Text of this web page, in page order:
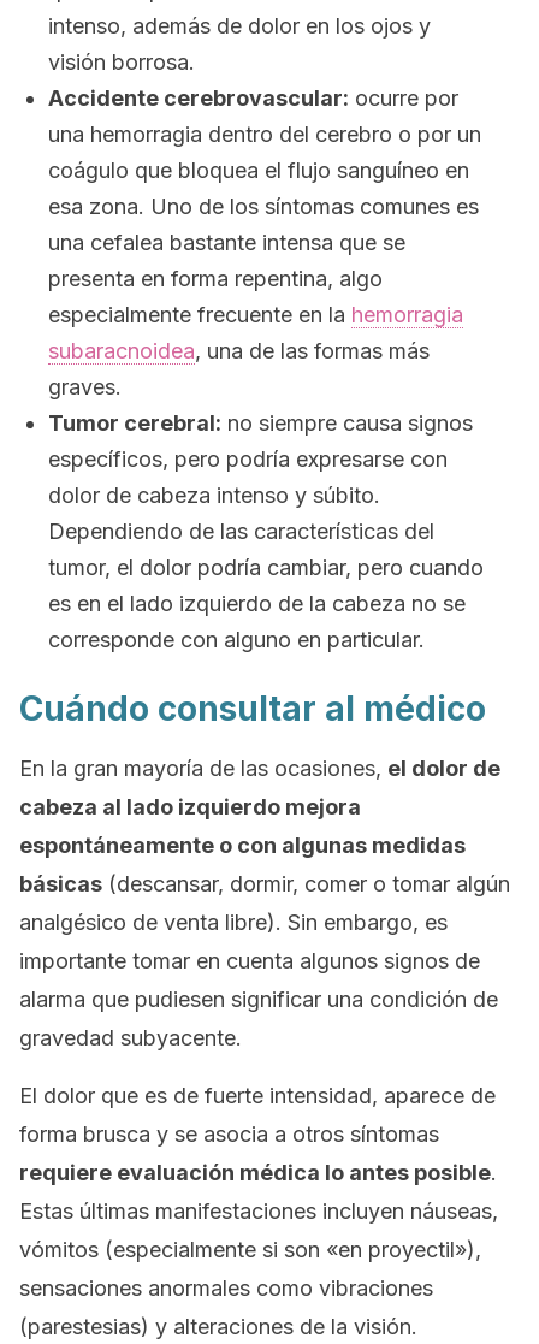
intenso, además de dolor en los ojos y
visión borrosa.
Accidente cerebrovascular: ocurre por
una hemorragia dentro del cerebro o por un
coágulo que bloquea el flujo sanguíneo en
esa zona. Uno de los síntomas comunes es
una cefalea bastante intensa que se
presenta en forma repentina, algo
especialmente frecuente en la hemorragia
subaracnoidea, una de las formas más
graves.
Tumor cerebral: no siempre causa signos
específicos, pero podría expresarse con
dolor de cabeza intenso y súbito.
Dependiendo de las características del
tumor, el dolor podría cambiar, pero cuando
es en el lado izquierdo de la cabeza no se
corresponde con alguno en particular.
Cuándo consultar al médico
En la gran mayoría de las ocasiones, el dolor de
cabeza al lado izquierdo mejora
espontáneamente o con algunas medidas
básicas (descansar, dormir, comer o tomar algún
analgésico de venta libre). Sin embargo, es
importante tomar en cuenta algunos signos de
alarma que pudiesen significar una condición de
gravedad subyacente.
El dolor que es de fuerte intensidad, aparece de
forma brusca y se asocia a otros síntomas
requiere evaluación médica lo antes posible.
Estas últimas manifestaciones incluyen náuseas,
vómitos (especialmente si son «en proyectil»),
sensaciones anormales como vibraciones
(parestesias) y alteraciones de la visión.